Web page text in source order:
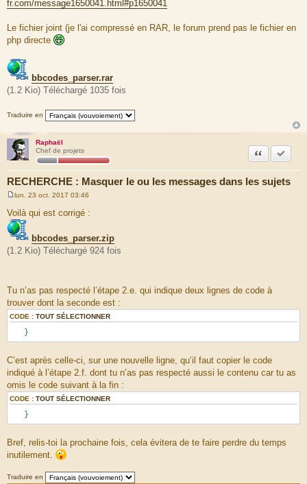
Symfony\Component\DependencyInjection\ContainerBuilder-
26 5.1243 30266136
Symfony\Component\DependencyInjection\ContainerBuilder-
27 5.1243 30266952
Symfony\Component\DependencyInjection\ContainerBuilder-
>resolveServices( ) ...\ContainerBuilder.php:905
28 5.1243 30267688
>resolveServices( ) ...\ContainerBuilder.php:990
29 5.1243 30267784
Symfony\Component\DependencyInjection\ContainerBuilder-
>get( ) ...\ContainerBuilder.php:993
30 5.1243 30268088
Symfony\Component\DependencyInjection\ContainerBuilder-
31 5.1243 30268848 __construct ( )
...\ContainerBuilder.php:934
...\ContainerBuilder.php:934
33 5.1253 30269504 phpbb\class_loader->load_class( )
...\ContainerBuilder.php:934
e
fr.com/message1650041.html#p1650041
Le fichier joint (je l'ai compressé en RAR, le forum prend pas le fichier en
php directe
bbcodes_parser.rar
(1.2 Kio) Téléchargé 1035 fois
Traduire en
Raphaël
Chef de projets
RECHERCHE : Masquer le ou les messages dans les sujets
Citation
e
s
s
a
g
e
lun. 23 oct. 2017 03:46
Voilà qui est corrigé :
bbcodes_parser.zip
(1.2 Kio) Téléchargé 924 fois
Tu n’as pas respecté l’étape 2.e. qui indique deux lignes de code à
trouver dont la seconde est :
CODE : TOUT SÉLECTIONNER
}
C’est après celle-ci, sur une nouvelle ligne, qu’il faut copier le code
indiqué à l’étape 2.f. dont tu n’as pas respecté aussi le contenu car tu as
omis le code suivant à la fin :
CODE : TOUT SÉLECTIONNER
}
Bref, relis-toi la prochaine fois, cela évitera de te faire perdre du temps
inutilement.
Traduire en